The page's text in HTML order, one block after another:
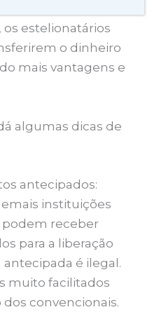
estelionatários
o dinheiro
mais vantagens e
algumas dicas de
antecipados:
instituições
receber
para a liberação
é ilegal.
muito facilitados
convencionais.